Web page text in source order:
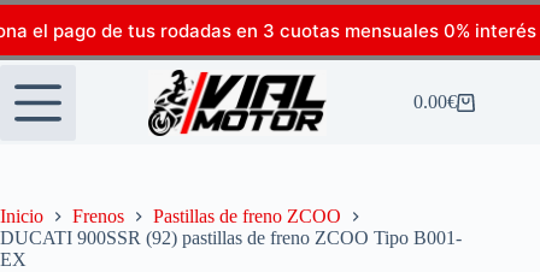
el pago de tus rodadas en 3 cuotas mensuales 0% interés
0.00€
Inicio Frenos
Pastillas de freno ZCOO
DUCATI 900SSR (92) pastillas de freno ZCOO Tipo B001-
EX